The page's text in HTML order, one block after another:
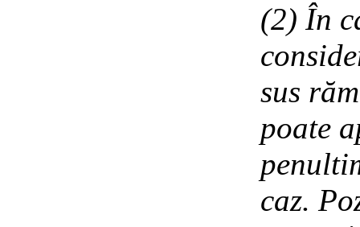
(2) În
sus
poate
caz.